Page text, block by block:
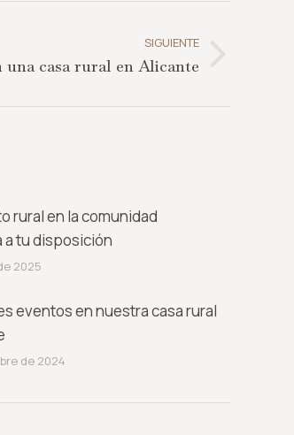
SIGUIENTE
una casa rural en Alicante
rural en la comunidad
a tu disposición
2025
eventos en nuestra casa rural
de 2024